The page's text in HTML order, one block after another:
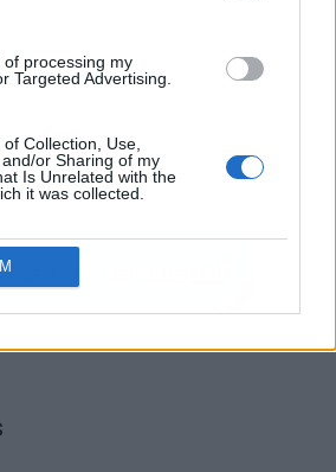
processing my
Targeted Advertising.
Collection, Use,
or Sharing of my
Is Unrelated with the
it was collected.